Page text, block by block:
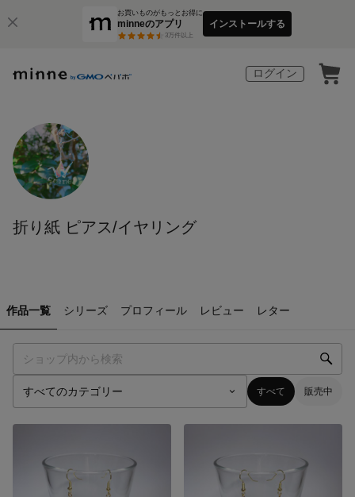
お買いものがもっとお得に
minneのアプリ
3万件以上
インストールする
ログイン
折り紙 ピアス/イヤリング
作品一覧 シリーズ プロフィール レビュー レター
すべて 販売中